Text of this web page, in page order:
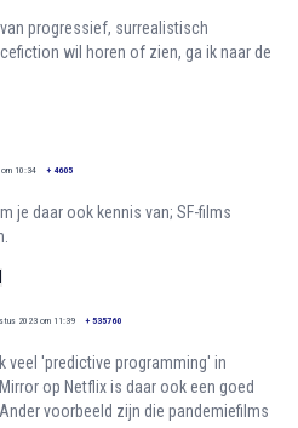
progressief, surrealistisch
wil horen of zien, ga ik naar de
10:34 + 4605
je daar ook kennis van; SF-films
2023 om 11:39 + 535760
veel 'predictive programming' in
op Netflix is daar ook een goed
voorbeeld zijn die pandemiefilms